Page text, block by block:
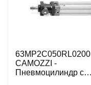
63MP2C050RL0200
CAMOZZI -
Пневмоцилиндр с